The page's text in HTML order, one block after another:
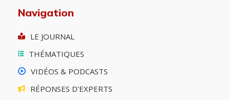
Navigation
LE JOURNAL
THÉMATIQUES
VIDÉOS & PODCASTS
RÉPONSES D’EXPERTS